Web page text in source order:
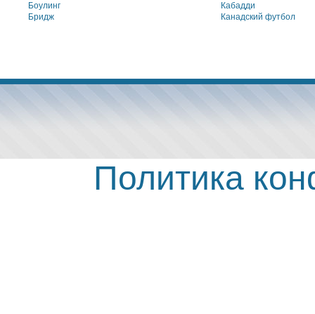
Боулинг
Бридж
Кабадди
Канадский футбол
Политика